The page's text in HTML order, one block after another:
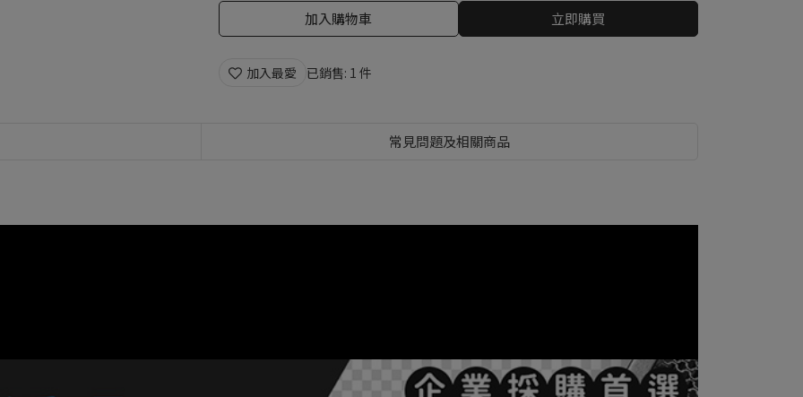
加入購物車 立即購買
加入最愛 已銷售: 1 件
常見問題及相關商品